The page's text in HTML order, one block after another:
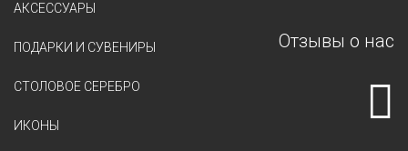
АКСЕССУАРЫ
ПОДАРКИ И СУВЕНИРЫ
СТОЛОВОЕ СЕРЕБРО
ИКОНЫ
Отзывы о нас